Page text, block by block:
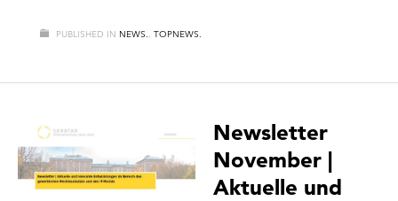
PUBLISHED IN NEWS. , TOPNEWS.
Newsletter
November |
Aktuelle und